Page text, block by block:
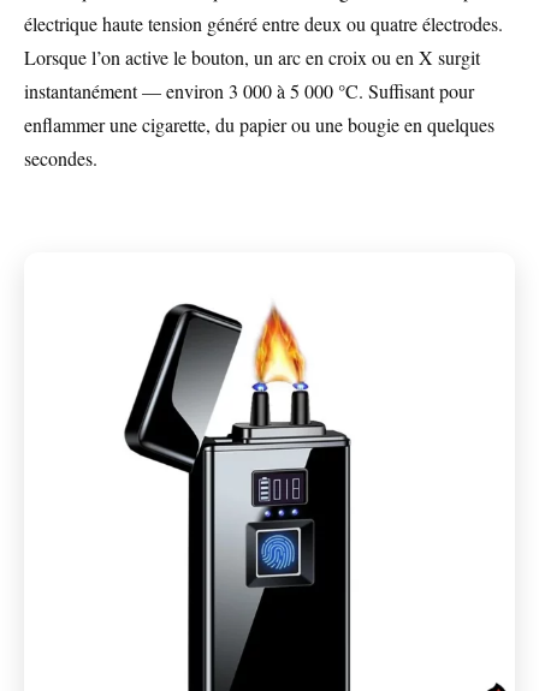
électrique haute tension généré entre deux ou quatre électrodes.
Lorsque l’on active le bouton, un arc en croix ou en X surgit
instantanément — environ 3 000 à 5 000 °C. Suffisant pour
enflammer une cigarette, du papier ou une bougie en quelques
secondes.